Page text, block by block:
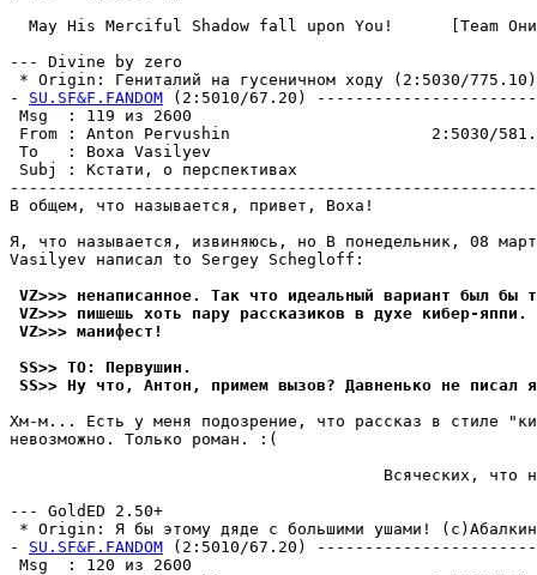
May His Merciful Shadow fall upon You!      [Team
--- Divine by zero
* Origin: Гениталий на гусеничном ходу (2:5030/775.10)
- SU.SF&F.FANDOM (2:5010/67.20)
Msg  : 119
From : Anton Pervushin                     2:5030/
To   : Boxa Vasilyev
Subj : Кстати, о
В общем, что называется, привет, Boxa!
Я, что называется, извиняюсь, но В понедельник, 08
Vasilyev написал to Sergey Schegloff:
VZ>>> ненаписанное. Так что идеальный вариант был бы
VZ>>> пишешь хоть пару рассказиков в духе кибер-
VZ>>> манифест!
SS>> TO: Первушин.
SS>> Ну что, Антон, примем вызов? Давненько не писал
Хм-м... Есть у меня подозрение, что рассказ в стиле
невозможно. Только роман. :(
Всяческих, что
--- GoldED 2.50+
* Origin: Я бы этому дяде с большими ушами!
- SU.SF&F.FANDOM (2:5010/67.20)
Msg  : 120